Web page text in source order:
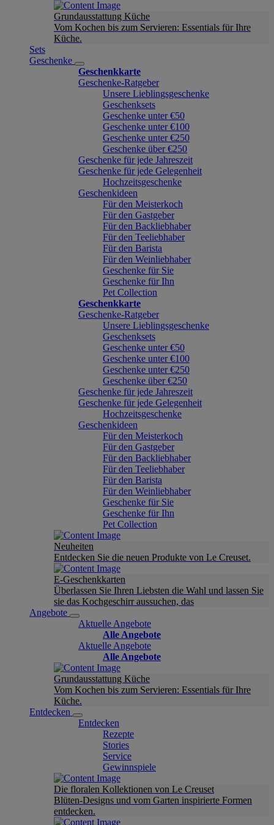
Grundausstattung Küche
Vom Kochen bis zum Servieren: Essentials für Ihre
Küche.
Sets
Geschenke
Geschenkkarte
Geschenke-Ratgeber
Unsere Lieblingsgeschenke
Geschenksets
Geschenke unter €50
Geschenke unter €100
Geschenke unter €250
Geschenke über €250
Geschenke für jede Jahreszeit
Geschenke für jede Gelegenheit
Hochzeitsgeschenke
Geschenkideen
Für den Meisterkoch
Für den Gastgeber
Für den Backliebhaber
Für den Teeliebhaber
Für den Barista
Für den Weinliebhaber
Geschenke für Sie
Geschenke für Ihn
Pet Collection
Geschenkkarte
Geschenke-Ratgeber
Unsere Lieblingsgeschenke
Geschenksets
Geschenke unter €50
Geschenke unter €100
Geschenke unter €250
Geschenke über €250
Geschenke für jede Jahreszeit
Geschenke für jede Gelegenheit
Hochzeitsgeschenke
Geschenkideen
Für den Meisterkoch
Für den Gastgeber
Für den Backliebhaber
Für den Teeliebhaber
Für den Barista
Für den Weinliebhaber
Geschenke für Sie
Geschenke für Ihn
Pet Collection
Neuheiten
Entdecken Sie die neuen Produkte von Le Creuset.
E-Geschenkkarten
Überlassen Sie Ihren Liebsten die Wahl und lassen Sie
sie das Kochgeschirr aussuchen, das
Angebote
Aktuelle Angebote
Alle Angebote
Aktuelle Angebote
Alle Angebote
Grundausstattung Küche
Vom Kochen bis zum Servieren: Essentials für Ihre
Küche.
Entdecken
Entdecken
Rezepte
Stories
Service
Gewinnspiele
Die floralen Kollektionen von Le Creuset
Blüten-Designs und vom Garten inspirierte Formen
entdecken.